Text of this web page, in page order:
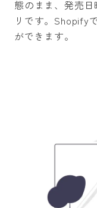
態のまま、発売
リです。Shopify
ができます。